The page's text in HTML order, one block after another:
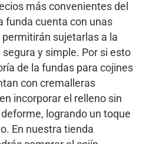
más convenientes del
funda cuenta con unas
sujetarlas a la
y simple. Por si esto
de la fundas para cojines
con cremalleras
incorporar el relleno sin
logrando un toque
En nuestra tienda